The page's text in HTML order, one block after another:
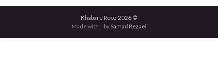
© 2026 Khabare Rooz
Made with
bySamad Rezaei